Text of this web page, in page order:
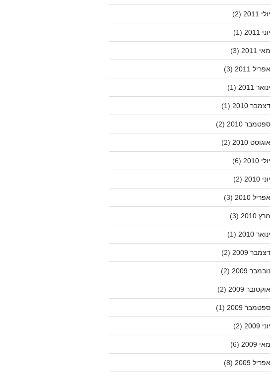
יולי 2011 (2)
יוני 2011 (1)
מאי 2011 (3)
אפריל 2011 (3)
ינואר 2011 (1)
דצמבר 2010 (1)
ספטמבר 2010 (2)
אוגוסט 2010 (2)
יולי 2010 (6)
יוני 2010 (2)
אפריל 2010 (3)
מרץ 2010 (3)
ינואר 2010 (1)
דצמבר 2009 (2)
נובמבר 2009 (2)
אוקטובר 2009 (2)
ספטמבר 2009 (1)
יוני 2009 (2)
מאי 2009 (6)
אפריל 2009 (8)